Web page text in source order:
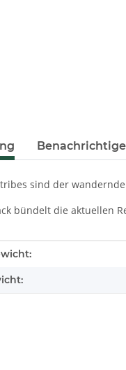
anzeigen
sind der
bündelt die aktuellen